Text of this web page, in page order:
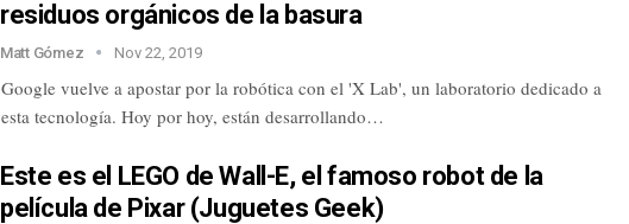
residuos orgánicos de la basura
Matt Gómez Nov 22, 2019
Google vuelve a apostar por la robótica con el 'X Lab', un laboratorio dedicado a
esta tecnología. Hoy por hoy, están desarrollando…
Este es el LEGO de Wall-E, el famoso robot de la
película de Pixar (Juguetes Geek)